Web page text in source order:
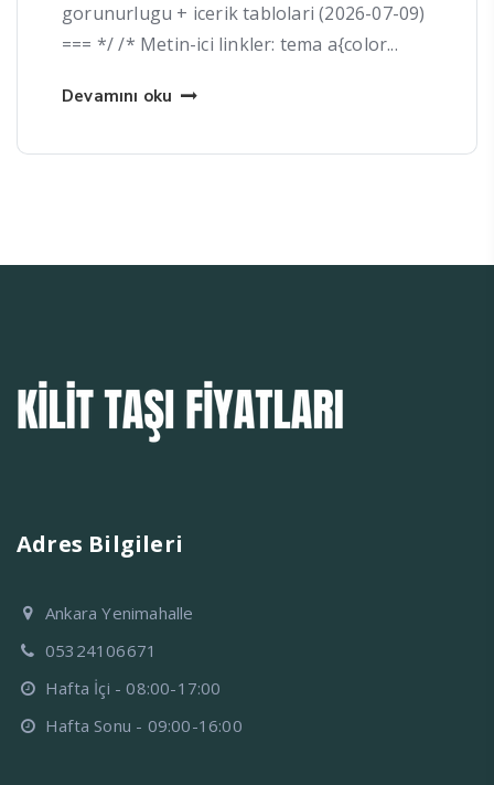
gorunurlugu + icerik tablolari (2026-07-09)
=== */ /* Metin-ici linkler: tema a{color...
Devamını oku
Adres Bilgileri
Ankara Yenimahalle
05324106671
Hafta İçi - 08:00-17:00
Hafta Sonu - 09:00-16:00